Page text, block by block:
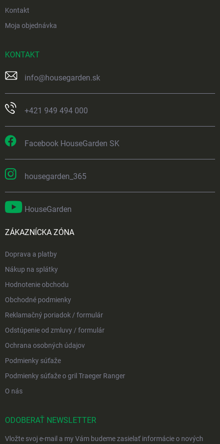
Kontakt
Moja objednávka
KONTAKT
info@housegarden.sk
+421 949 494 000
Facebook HouseGarden SK
housegarden_365
HouseGarden
ZÁKAZNÍCKA ZÓNA
Doprava a platby
Nákup na splátky
Hodnotenie obchodu
Obchodné podmienky
Reklamačný poriadok / formulár
Odstúpenie od zmluvy / formulár
Ochrana osobných údajov
Podmienky súťaže
Podmienky súťaže o gril Traeger Ranger
O nás
ODOBERAŤ NEWSLETTER
Vložte svoj e-mail a my Vám budeme zasielať informácie o nových